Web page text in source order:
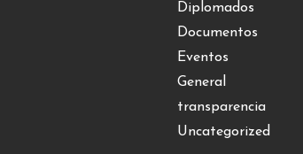
Diplomados
Documentos
Eventos
General
transparencia
Uncategorized